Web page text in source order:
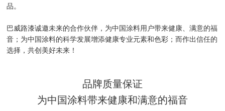
品。
巴威路漆诚邀未来的合作伙伴，为中国涂料用户带来健康、满意的福
音；为中国涂料的科学发展增添健康专业元素和色彩；而作出信任的
选择，共创美好未来！
品牌质量保证
为中国涂料带来健康和满意的福音